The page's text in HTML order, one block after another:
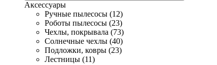
Аксессуары
Ручные пылесосы (12)
Роботы пылесосы (23)
Чехлы, покрывала (73)
Солнечные чехлы (40)
Подложки, ковры (23)
Лестницы (11)